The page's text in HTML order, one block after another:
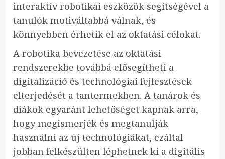
interaktív robotikai eszközök segítségével a
tanulók motiváltabbá válnak, és
könnyebben érhetik el az oktatási célokat.
A robotika bevezetése az oktatási
rendszerekbe továbbá elősegítheti a
digitalizáció és technológiai fejlesztések
elterjedését a tantermekben. A tanárok és
diákok egyaránt lehetőséget kapnak arra,
hogy megismerjék és megtanulják
használni az új technológiákat, ezáltal
jobban felkészülten léphetnek ki a digitális